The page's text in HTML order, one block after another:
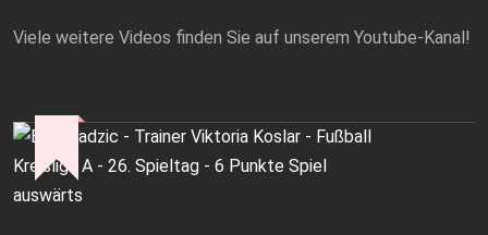
Viele weitere Videos finden Sie auf unserem Youtube-Kanal!